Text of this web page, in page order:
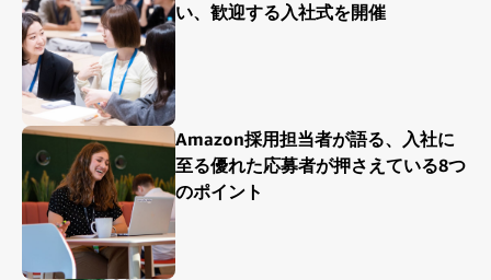
い、歓迎する入社式を開催
Amazon採用担当者が語る、入社に
至る優れた応募者が押さえている8つ
のポイント